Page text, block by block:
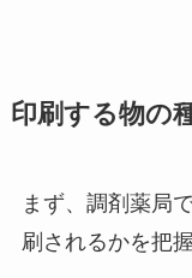
印刷する物の
まず、調剤薬局
刷されるかを把